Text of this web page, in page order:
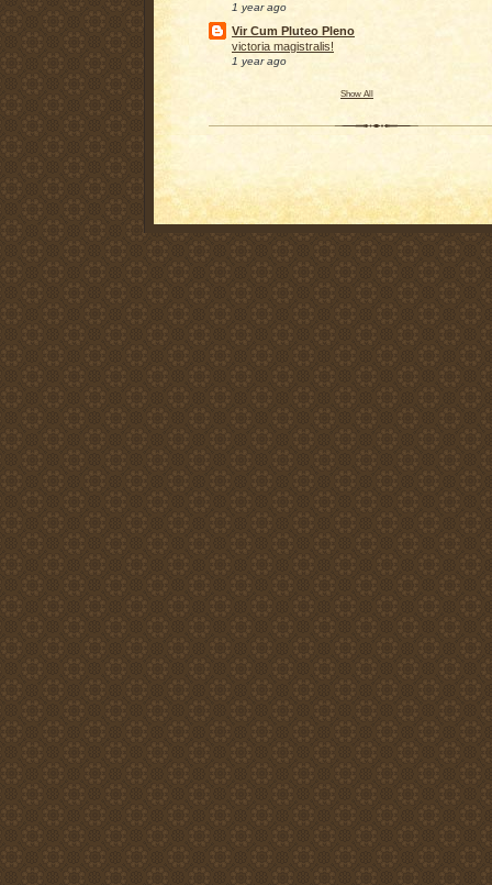
1 year ago
Vir Cum Pluteo Pleno
victoria magistralis!
1 year ago
Show All